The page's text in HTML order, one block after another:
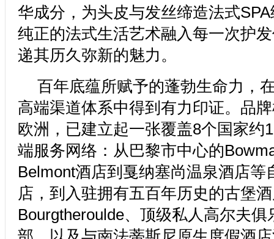
华成分，为头皮与发丝缔造法式
纯正的法式生活艺术融入每一次护
递其历久弥新的魅力。
百年底蕴所赋予的蓬勃生命力，
高端渠道体系中得到有力印证。品
欧洲，已建立起一张覆盖8个国家约
端服务网络：从巴黎市中心的
Belmont酒店到戛纳塞尚温泉酒店等
店，到入驻拥有五百年历史的古堡
Bourgtheroulde、顶级私人高尔夫俱